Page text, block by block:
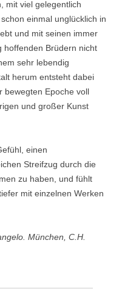
mit viel gelegentlich
einmal unglücklich in
und mit seinen immer
hoffenden Brüdern nicht
sehr lebendig
herum entsteht dabei
bewegten Epoche voll
und großer Kunst
einen
Streifzug durch die
zu haben, und fühlt
mit einzelnen Werken
München, C.H.